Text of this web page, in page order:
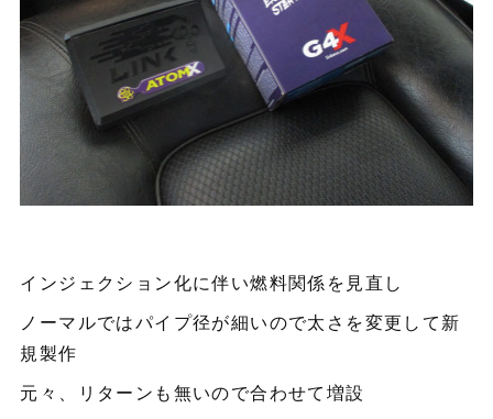
インジェクション化に伴い燃料関係を見直し
ノーマルではパイプ径が細いので太さを変更して新
規製作
元々、リターンも無いので合わせて増設